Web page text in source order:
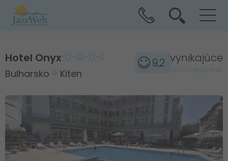
Hotel Onyx
Bulharsko Kiten
9,2 vynikajúce
18x hodnotené